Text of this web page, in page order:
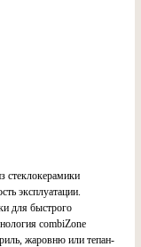
стеклокерамики
эксплуатации.
для быстрого
сombiZone
жаровню или тепан-